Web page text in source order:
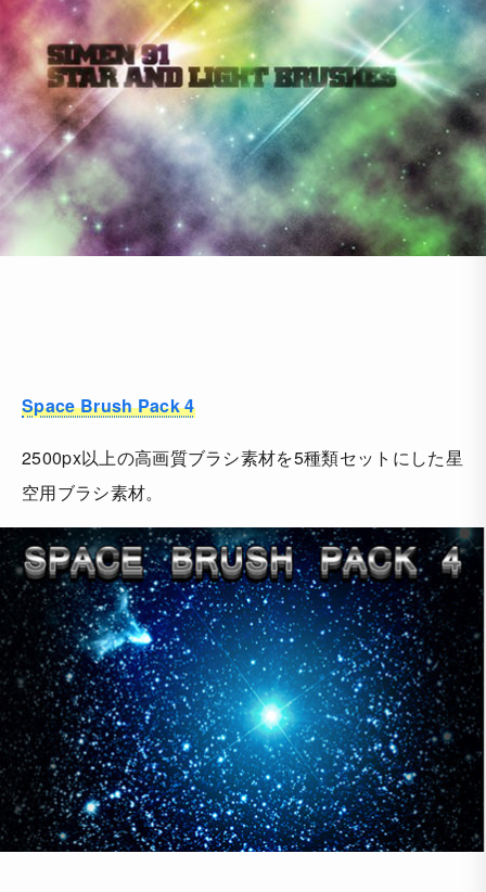
Space Brush Pack 4
2500px以上の高画質ブラシ素材を5種類セットにした星
空用ブラシ素材。